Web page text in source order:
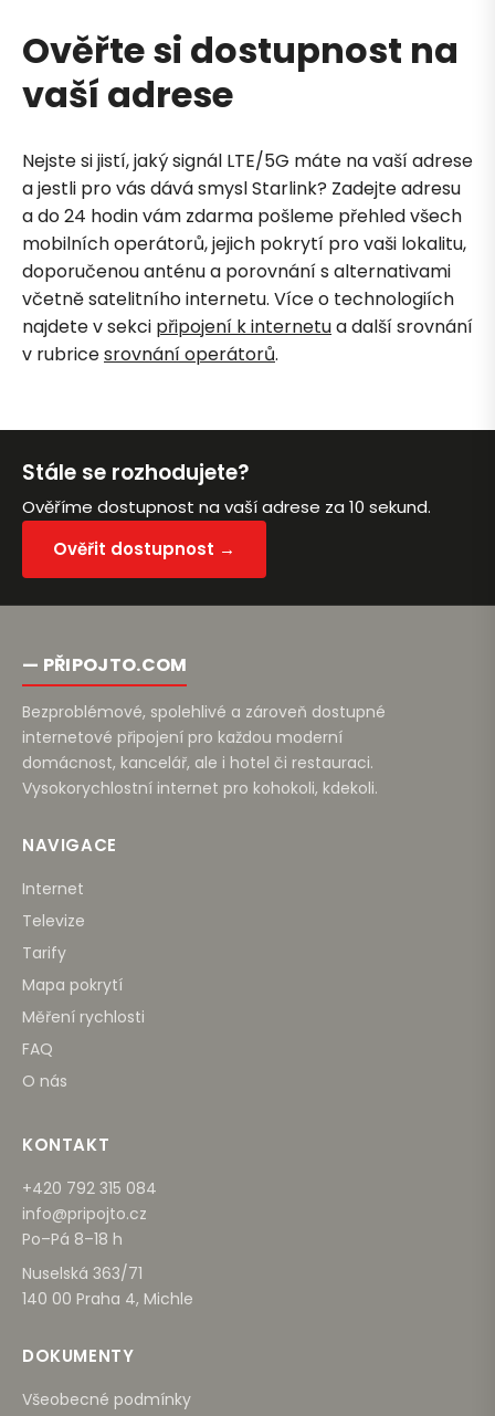
Ověřte si dostupnost na
vaší adrese
Nejste si jistí, jaký signál LTE/5G máte na vaší adrese
a jestli pro vás dává smysl Starlink? Zadejte adresu
a do 24 hodin vám zdarma pošleme přehled všech
mobilních operátorů, jejich pokrytí pro vaši lokalitu,
doporučenou anténu a porovnání s alternativami
včetně satelitního internetu. Více o technologiích
najdete v sekci připojení k internetua další srovnání
v rubricesrovnání operátorů.
Stále se rozhodujete?
Ověříme dostupnost na vaší adrese za 10 sekund.
Ověřit dostupnost →
— PŘIPOJTO.COM
Bezproblémové, spolehlivé a zároveň dostupné
internetové připojení pro každou moderní
domácnost, kancelář, ale i hotel či restauraci.
Vysokorychlostní internet pro kohokoli, kdekoli.
NAVIGACE
Internet
Televize
Tarify
Mapa pokrytí
Měření rychlosti
FAQ
O nás
KONTAKT
+420 792 315 084
info@pripojto.cz
Po–Pá 8–18 h
Nuselská 363/71
140 00 Praha 4, Michle
DOKUMENTY
Všeobecné podmínky